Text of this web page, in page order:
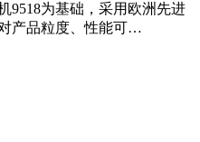
9518为基础，采用欧洲先进
产品粒度、性能可…